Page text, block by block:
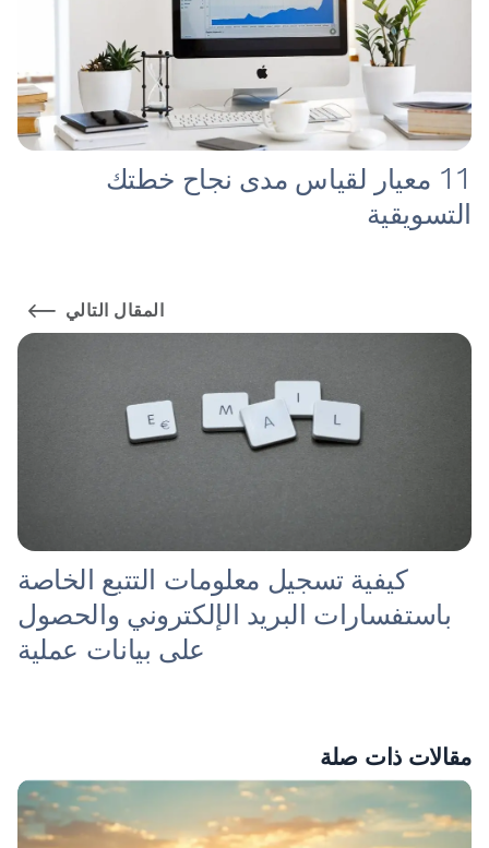
11 معيار لقياس مدى نجاح خطتك
التسويقية
المقال التالي
كيفية تسجيل معلومات التتبع الخاصة
باستفسارات البريد الإلكتروني والحصول
على بيانات عملية
مقالات ذات صلة